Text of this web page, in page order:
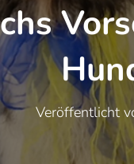
Veröffentlicht